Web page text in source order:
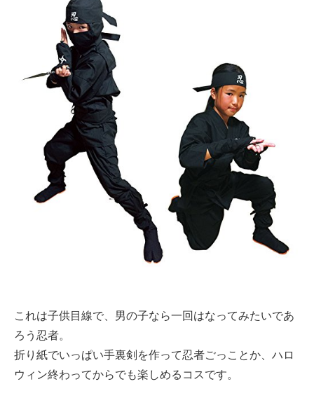
これは子供目線で、男の子なら一回はなってみたいであ
ろう忍者。
折り紙でいっぱい手裏剣を作って忍者ごっことか、ハロ
ウィン終わってからでも楽しめるコスです。